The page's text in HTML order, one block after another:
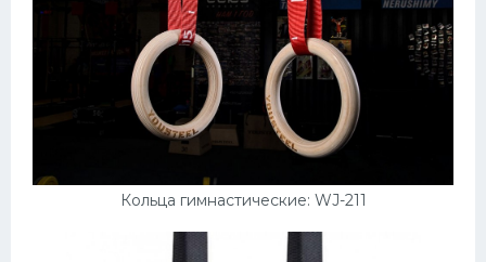
Кольца гимнастические: WJ-211